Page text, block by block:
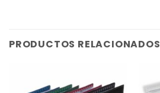
PRODUCTOS RELACIONADOS